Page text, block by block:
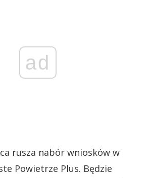
ad
rusza nabór wniosków w
Powietrze Plus. Będzie